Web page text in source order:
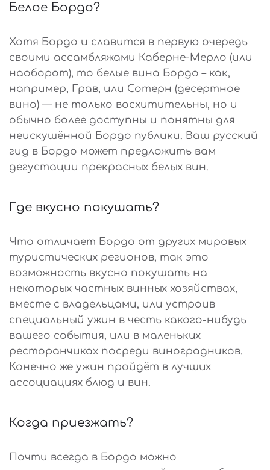
Белое Бордо?
Хотя Бордо и славится в первую очередь
своими ассамбляжами Каберне-Мерло (или
наоборот), то белые вина Бордо – как,
например, Грав, или Сотерн (десертное
вино) — не только восхитительны, но и
обычно более доступны и понятны для
неискушённой Бордо публики. Ваш русский
гид в Бордо может предложить вам
дегустации прекрасных белых вин.
Где вкусно покушать?
Что отличает Бордо от других мировых
туристических регионов, так это
возможность вкусно покушать на
некоторых частных винных хозяйствах,
вместе с владельцами, или устроив
специальный ужин в честь какого-нибудь
вашего события, или в маленьких
ресторанчиках посреди виноградников.
Конечно же ужин пройдёт в лучших
ассоциациях блюд и вин.
Когда приезжать?
Почти всегда в Бордо можно